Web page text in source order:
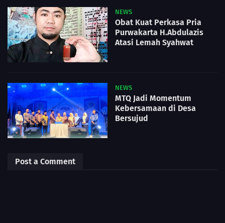
NEWS
Obat Kuat Perkasa Pria
Purwakarta H.Abdulazis
Atasi Lemah Syahwat
NEWS
MTQ Jadi Momentum
Kebersamaan di Desa
Bersujud
Post a Comment